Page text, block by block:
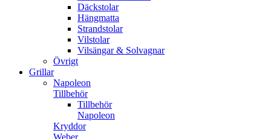
Däckstolar
Hängmatta
Strandstolar
Vilstolar
Vilsängar & Solvagnar
Övrigt
Grillar
Napoleon
Tillbehör
Tillbehör
Napoleon
Kryddor
Weber